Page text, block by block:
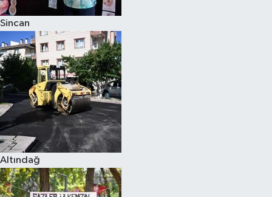
Sincan
Altındağ